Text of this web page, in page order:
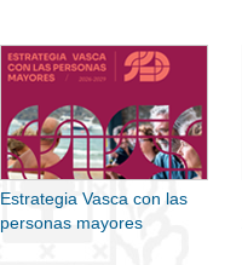
Estrategia Vasca con las
personas mayores